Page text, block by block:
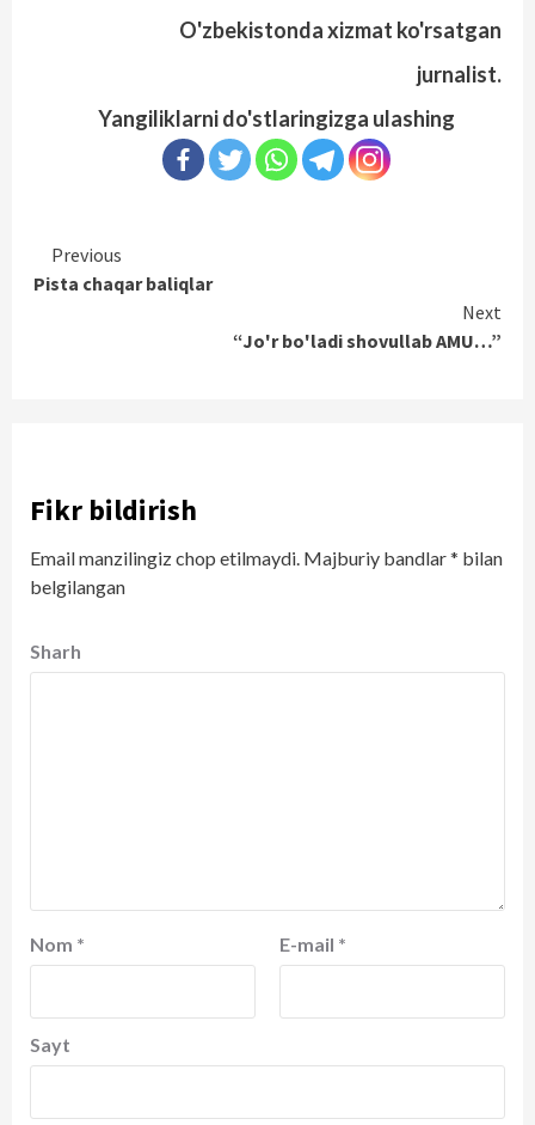
O'zbekistonda xizmat ko'rsatgan
jurnalist.
Yangiliklarni do'stlaringizga ulashing
Continue
Reading
Previous
Pista chaqar baliqlar
Next
“Jo'r bo'ladi shovullab AMU…”
Fikr bildirish
Email manzilingiz chop etilmaydi. Majburiy bandlar* bilan
belgilangan
Sharh
Nom * E-mail *
Sayt